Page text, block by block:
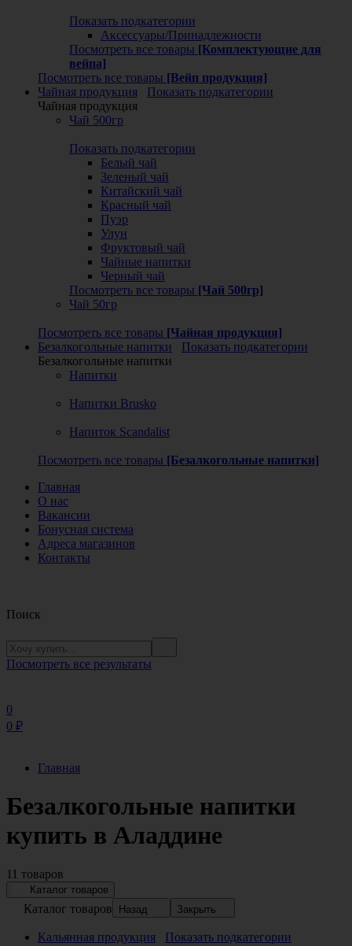
Показать подкатегории
Аксессуары/Принадлежности
Посмотреть все товары [Комплектующие для
вейпа]
Посмотреть все товары [Вейп продукция]
Чайная продукция
Показать подкатегории
Чайная продукция
Чай 500гр
Показать подкатегории
Белый чай
Зеленый чай
Китайский чай
Красный чай
Пуэр
Улун
Фруктовый чай
Чайные напитки
Черный чай
Посмотреть все товары [Чай 500гр]
Чай 50гр
Посмотреть все товары [Чайная продукция]
Безалкогольные напитки
Показать подкатегории
Безалкогольные напитки
Напитки
Напитки Brusko
Напиток Scandalist
Посмотреть все товары [Безалкогольные напитки]
Главная
О нас
Вакансии
Бонусная система
Адреса магазинов
Контакты
Поиск
Посмотреть все результаты
0
0 ₽
Главная
Безалкогольные напитки
купить в Аладдине
11 товаров
Каталог товаров
Каталог товаров Назад Закрыть
Кальянная продукция
Показать подкатегории